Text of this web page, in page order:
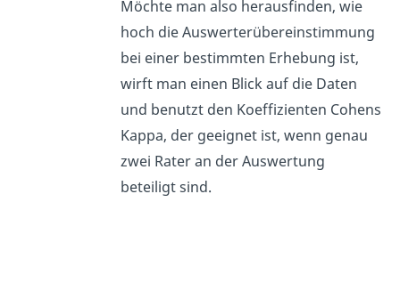
Möchte man also herausfinden, wie
hoch die Auswerterübereinstimmung
bei einer bestimmten Erhebung ist,
wirft man einen Blick auf die Daten
und benutzt den Koeffizienten Cohens
Kappa, der geeignet ist, wenn genau
zwei Rater an der Auswertung
beteiligt sind.